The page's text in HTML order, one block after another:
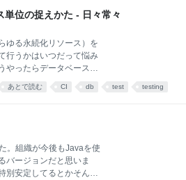
、古いのを削除するとリ
だったりします。 なんで
bin/java を current-
りします。これはjava全
に変わるんでアレだけ
単位の捉えかた - 日々常々
ゆる永続化リソース）を
行うかはいつだって悩み
やったらデータベースを
からない」ではなく「な
ようなものがある」とい
しに比較する意味がない
どんな選択肢も「この条
だけに、広いコンテキス
とも言いづらいのです。
敷きにします。 ユニット
あとで読む CI db test testing
。組織が今後もJavaを使
バージョンだと思いま
別安定してるとかそんな